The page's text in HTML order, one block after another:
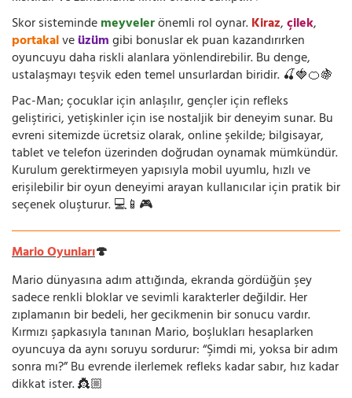
Skor sistemindemeyvelerönemli rol oynar.Kiraz,çilek,
portakalveüzümgibi bonuslar ek puan kazandırırken
oyuncuyu daha riskli alanlara yönlendirebilir. Bu denge,
ustalaşmayı teşvik eden temel unsurlardan biridir. 🍒🍓🍊🍇
Pac-Man; çocuklar için anlaşılır, gençler için refleks
geliştirici, yetişkinler için ise nostaljik bir deneyim sunar. Bu
evreni sitemizde ücretsiz olarak, online şekilde; bilgisayar,
tablet ve telefon üzerinden doğrudan oynamak mümkündür.
Kurulum gerektirmeyen yapısıyla mobil uyumlu, hızlı ve
erişilebilir bir oyun deneyimi arayan kullanıcılar için pratik bir
seçenek oluşturur. 💻📱🎮
Mario Oyunları🍄
Mario dünyasına adım attığında, ekranda gördüğün şey
sadece renkli bloklar ve sevimli karakterler değildir. Her
zıplamanın bir bedeli, her gecikmenin bir sonucu vardır.
Kırmızı şapkasıyla tanınan Mario, boşlukları hesaplarken
oyuncuya da aynı soruyu sordurur: “Şimdi mi, yoksa bir adım
sonra mı?” Bu evrende ilerlemek refleks kadar sabır, hız kadar
dikkat ister. 👸🏼